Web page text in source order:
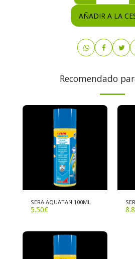
AÑADIR A LA
Recomendado
SERA AQUATAN 100ML
5.50€